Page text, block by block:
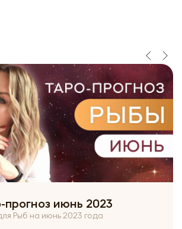
июнь 2023
Рыб на июнь 2023 года